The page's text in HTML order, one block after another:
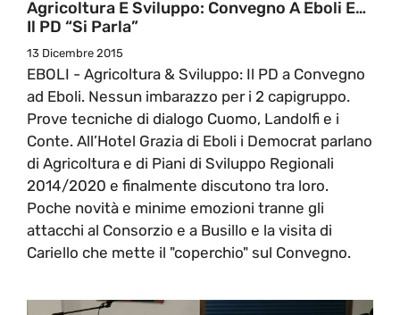
Agricoltura E Sviluppo: Convegno A Eboli E…
Il PD “si Parla”
13 Dicembre 2015
EBOLI - Agricoltura & Sviluppo: Il PD a Convegno
ad Eboli. Nessun imbarazzo per i 2 capigruppo.
Prove tecniche di dialogo Cuomo, Landolfi e i
Conte. All’Hotel Grazia di Eboli i Democrat parlano
di Agricoltura e di Piani di Sviluppo Regionali
2014/2020 e finalmente discutono tra loro.
Poche novità e minime emozioni tranne gli
attacchi al Consorzio e a Busillo e la visita di
Cariello che mette il "coperchio" sul Convegno.